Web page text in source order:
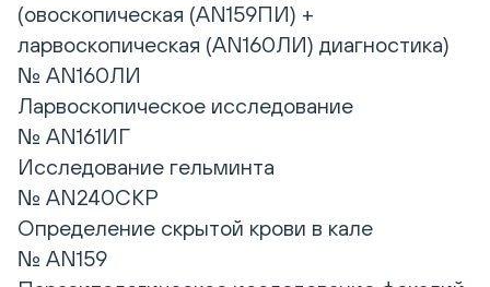
(овоскопическая (AN159ПИ) +
ларвоскопическая (AN160ЛИ) диагностика)
№ AN160ЛИ
Ларвоскопическое исследование
№ AN161ИГ
Исследование гельминта
№ AN240СКР
Определение скрытой крови в кале
№ AN159